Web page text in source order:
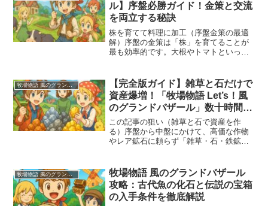
ル】序盤必勝ガイド！金策と交流
を両立する秘訣
株を育てて料理に加工（序盤金策の最適
解）序盤の金策は「株」を育てることが
最も効率的です。大根やトマトといった
のサラダ」は材料の入手が容易で販売価
格が高く、序盤の安定した...
牧場物語 風のグランドバザール
【完全版ガイド】雑草と石だけで
資産爆増！「牧場物語 Let’s！風
のグランドバザール」数十時間で
50万ゴールド級以上を目指す最速
マネープラン
この記事の狙い（雑草と石で資産を作
る）序盤から中盤にかけて、高価な作物
やレア鉱石に頼らず「雑草・石・鉄鉱
分け（捧げもの）で品質レベルを底上げ
し、鉱石の売値を一段上の相場...
牧場物語 風のグランドバザール
牧場物語 風のグランドバザール
攻略：古代魚の化石と伝説の宝箱
の入手条件を徹底解説